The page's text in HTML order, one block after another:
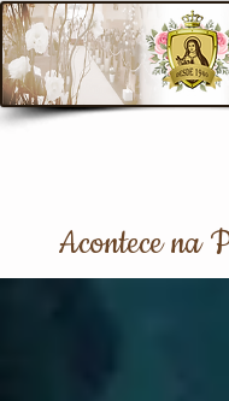
Acontece na